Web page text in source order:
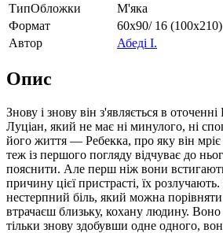
ТипОбложки
М'яка
Формат
60х90/ 16 (100х210)
Автор
Абеді І.
Опис
Знову і знову він з'являється в
Луціан, який не має ні минулого, ні
його життя — Ребекка, про яку він
теж із першого погляду відчуває до
пояснити. Але перш ніж вони
причину цієї пристрасті, їх
нестерпний біль, який можна
втрачаєш близьку, кохану людину. Воно
тільки знову здобувши одне одного,